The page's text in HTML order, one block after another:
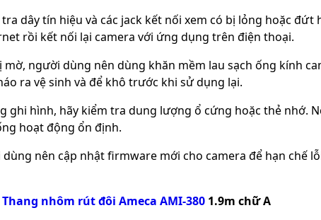
dây tín hiệu và các jack kết nối xem có bị lỏng hoặc
rồi kết nối lại camera với ứng dụng trên điện thoại.
mờ, người dùng nên dùng khăn mềm lau sạch ống kính
ra vệ sinh và để khô trước khi sử dụng lại.
ghi hình, hãy kiểm tra dung lượng ổ cứng hoặc thẻ nhớ.
hoạt động ổn định.
nên cập nhật firmware mới cho camera để hạn chế
Thang nhôm rút đôi Ameca AMI-380 1.9m chữ A